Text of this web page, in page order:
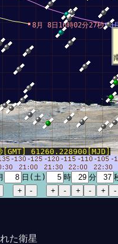
8
8月 8日16時02分27秒
61260.228900[MJD]
日(土) 時 分
た衛星